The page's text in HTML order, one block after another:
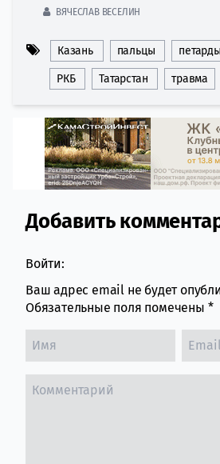
ВЯЧЕСЛАВ ВЕСЕЛИН
Казань пальцы петарды
РКБ Татарстан травма
Comment
Добавить
Войти:
Ваш адрес email не будет
Обязательные поля помечены *